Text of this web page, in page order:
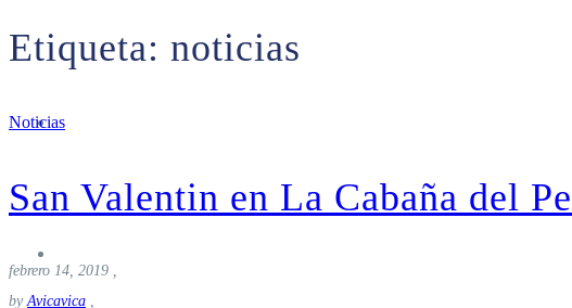
Carta
Etiqueta: noticias
Noticias
San Valentin en La Cabaña del
febrero 14, 2019
by Avicavica